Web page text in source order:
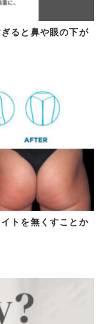
ると鼻や眼の下が
トを無くすことか